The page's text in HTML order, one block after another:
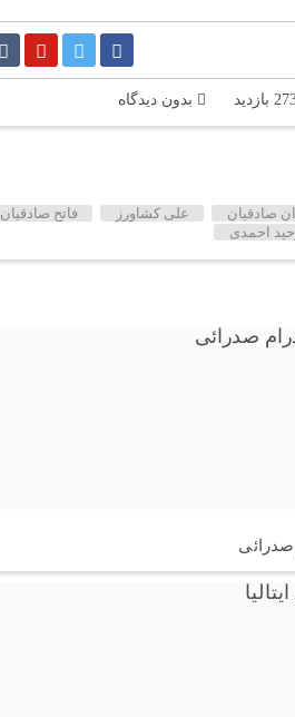
بدون دیدگاه
صادقیان علی کشاورز فاتح صادقیان
احمدی
صدرائی